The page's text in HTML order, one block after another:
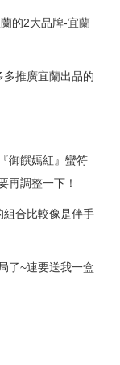
的2大品牌-宜蘭
推廣宜蘭出品的
御饌嫣紅』蠻符
再調整一下！
組合比較像是伴手
了~連要送我一盒